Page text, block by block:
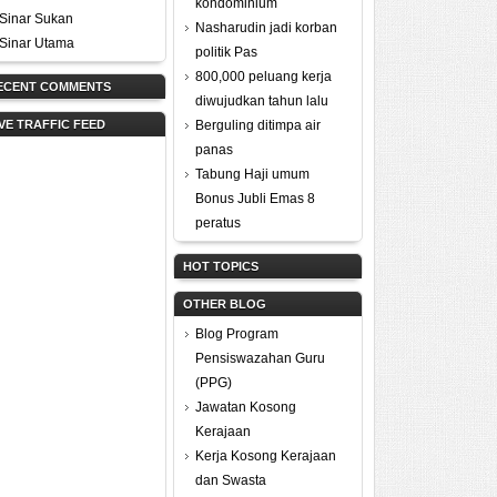
Sinar Sukan
Sinar Utama
COMMENTS
TRAFFIC FEED
kondominium
Nasharudin jadi korban
politik Pas
800,000 peluang kerja
diwujudkan tahun lalu
Berguling ditimpa air
panas
Tabung Haji umum
Bonus Jubli Emas 8
peratus
HOT TOPICS
OTHER BLOG
Blog Program
Pensiswazahan Guru
(PPG)
Jawatan Kosong
Kerajaan
Kerja Kosong Kerajaan
dan Swasta